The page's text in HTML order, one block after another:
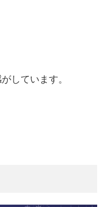
しています。